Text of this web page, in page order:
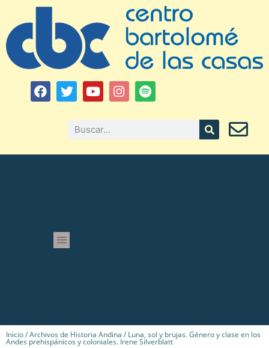
Inicio/Archivos de Historia Andina / Luna, sol y brujas. Género y clase en los
Andes prehispánicos y coloniales. Irene Silverblatt